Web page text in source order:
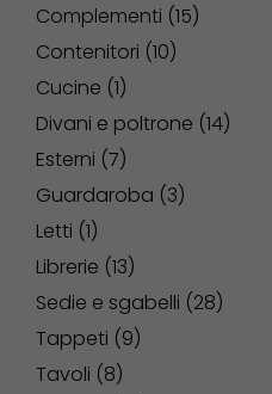
Complementi 15
Contenitori 10
Cucine 1
Divani e poltrone 14
Esterni 7
Guardaroba 3
Letti 1
Librerie 13
Sedie e sgabelli 28
Tappeti 9
Tavoli 8